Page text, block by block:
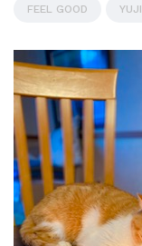
FEEL GOOD YUJI